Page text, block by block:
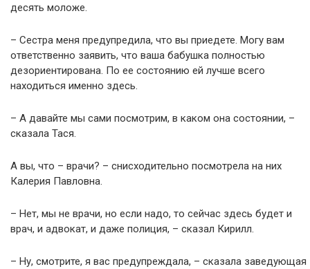
десять моложе.
– Сестра меня предупредила, что вы приедете. Могу вам
ответственно заявить, что ваша бабушка полностью
дезориентирована. По ее состоянию ей лучше всего
находиться именно здесь.
– А давайте мы сами посмотрим, в каком она состоянии, –
сказала Тася.
А вы, что – врачи? – снисходительно посмотрела на них
Калерия Павловна.
– Нет, мы не врачи, но если надо, то сейчас здесь будет и
врач, и адвокат, и даже полиция, – сказал Кирилл.
– Ну, смотрите, я вас предупреждала, – сказала заведующая